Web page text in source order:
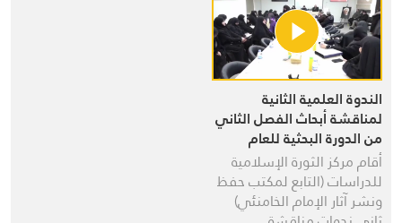
الندوة العلمية الثانية
لمناقشة أبحاث الفصل الثاني
من الدورة البحثية للعام
2025: “المجتمع المقاوم في
فكر الإمام الخامنئي”
أقام مركز الثورة الإسلامية
للدراسات (التابع لمكتب حفظ
ونشر آثار الإمام الخامنئي)